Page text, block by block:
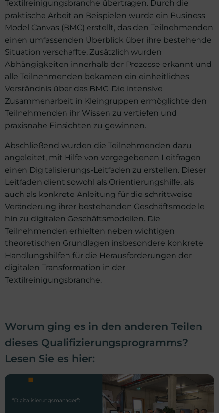
Textilreinigungsbranche übertragen. Durch die
praktische Arbeit an Beispielen wurde ein Business
Model Canvas (BMC) erstellt, das den Teilnehmenden
einen umfassenden Überblick über ihre bestehende
Situation verschaffte. Zusätzlich wurden
Abhängigkeiten innerhalb der Prozesse erkannt und
alle Teilnehmenden bekamen ein einheitliches
Verständnis über das BMC. Die intensive
Zusammenarbeit in Kleingruppen ermöglichte den
Teilnehmenden ihr Wissen zu vertiefen und
praxisnahe Einsichten zu gewinnen.
Abschließend wurden die Teilnehmenden dazu
angeleitet, mit Hilfe von vorgegebenen Leitfragen
einen Digitalisierungs-Leitfaden zu erstellen. Dieser
Leitfaden dient sowohl als Orientierungshilfe, als
auch als konkrete Anleitung für die schrittweise
Veränderung ihrer bestehenden Geschäftsmodelle
hin zu digitalen Geschäftsmodellen. Die
Teilnehmenden erhielten neben wichtigen
theoretischen Grundlagen insbesondere konkrete
Handlungshilfen für die Herausforderungen der
digitalen Transformation in der
Textilreinigungsbranche.
Worum ging es in den anderen Teilen
dieses Qualifizierungsprogramms?
Lesen Sie es hier: